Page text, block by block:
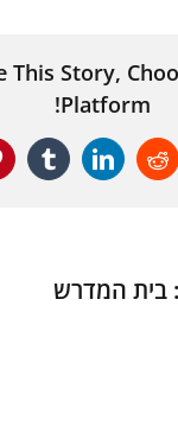
This Story,
Platform!
Reddit
LinkedIn
בית המדרש